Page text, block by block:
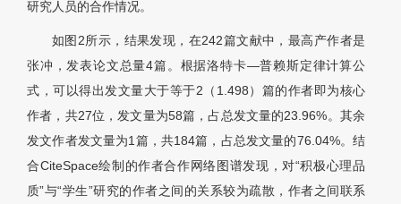
研究人员的合作情况。
如图2所示，结果发现，在242篇文献中，最高产作者是
张冲，发表论文总量4篇。根据洛特卡—普赖斯定律计算公
式，可以得出发文量大于等于2（1.498）篇的作者即为核心
作者，共27位，发文量为58篇，占总发文量的23.96%。其余
发文作者发文量为1篇，共184篇，占总发文量的76.04%。结
合CiteSpace绘制的作者合作网络图谱发现，对“积极心理品
质”与“学生”研究的作者之间的关系较为疏散，作者之间联系